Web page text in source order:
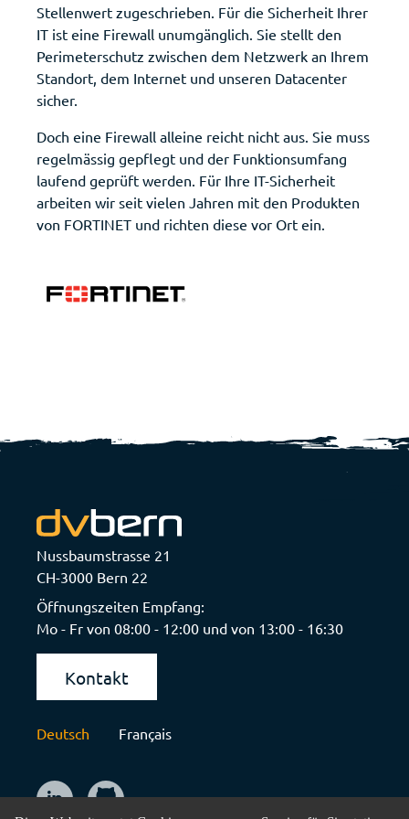
Deutsch Français
Stellenwert zugeschrieben. Für die Sicherheit Ihrer
IT ist eine Firewall unumgänglich. Sie stellt den
Perimeterschutz zwischen dem Netzwerk an Ihrem
Standort, dem Internet und unseren Datacenter
sicher.
Doch eine Firewall alleine reicht nicht aus. Sie muss
regelmässig gepflegt und der Funktionsumfang
laufend geprüft werden. Für Ihre IT-Sicherheit
arbeiten wir seit vielen Jahren mit den Produkten
von FORTINET und richten diese vor Ort ein.
Nussbaumstrasse 21
CH-3000 Bern 22
Öffnungszeiten Empfang:
Mo - Fr von 08:00 - 12:00 und von 13:00 - 16:30
Kontakt
Deutsch Français